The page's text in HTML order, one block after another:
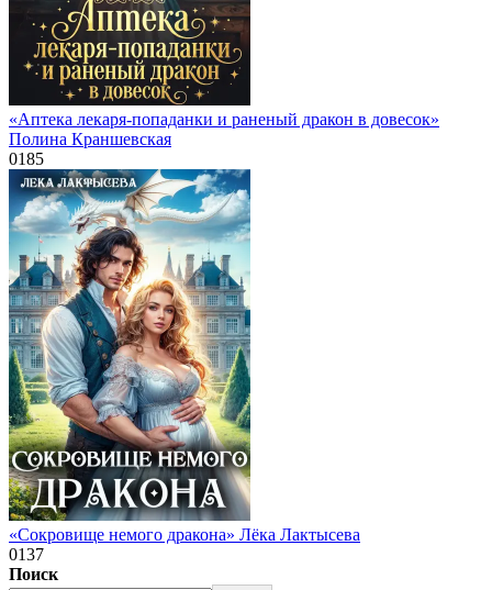
«Аптека лекаря-попаданки и раненый дракон в довесок»
Полина Краншевская
0185
«Сокровище немого дракона» Лёка Лактысева
0137
Поиск